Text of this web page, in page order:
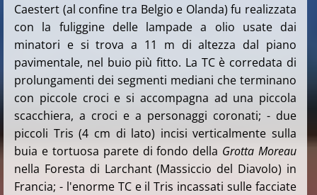
Caestert (al confine tra Belgio e Olanda) fu realizzata
con la fuliggine delle lampade a olio usate dai
minatori e si trova a 11 m di altezza dal piano
pavimentale, nel buio più fitto. La TC è corredata di
prolungamenti dei segmenti mediani che terminano
con piccole croci e si accompagna ad una piccola
scacchiera, a croci e a personaggi coronati; - due
piccoli Tris (4 cm di lato) incisi verticalmente sulla
buia e tortuosa parete di fondo della Grotta Moreau
nella Foresta di Larchant (Massiccio del Diavolo) in
Francia; - l'enorme TC e il Tris incassati sulle facciate